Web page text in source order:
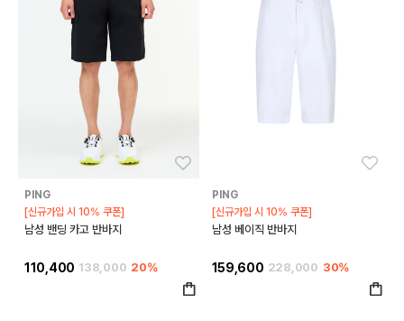
PING
[신규가입 시 10% 쿠폰]
남성 밴딩 카고 반바지
110,400 138,000 20%
PING
[신규가입 시 10% 쿠폰]
남성 베이직 반바지
159,600 228,000 30%